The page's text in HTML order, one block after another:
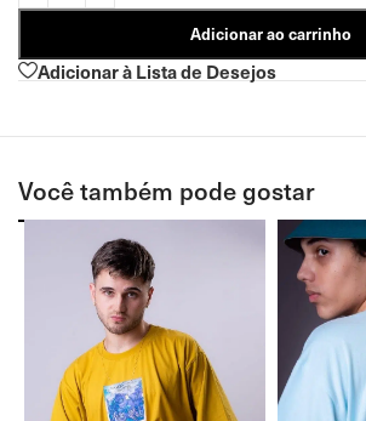
Adicionar ao carrinho
Adicionar à Lista de Desejos
Você também pode gostar